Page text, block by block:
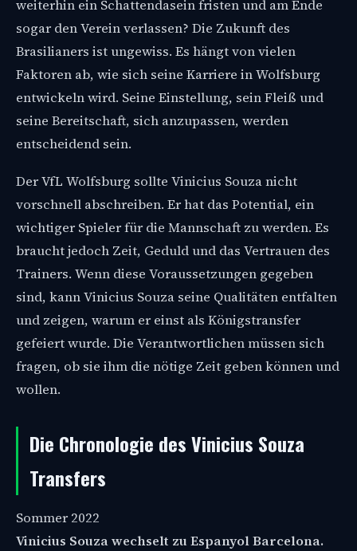
weiterhin ein Schattendasein fristen und am Ende
sogar den Verein verlassen? Die Zukunft des
Brasilianers ist ungewiss. Es hängt von vielen
Faktoren ab, wie sich seine Karriere in Wolfsburg
entwickeln wird. Seine Einstellung, sein Fleiß und
seine Bereitschaft, sich anzupassen, werden
entscheidend sein.
Der VfL Wolfsburg sollte Vinicius Souza nicht
vorschnell abschreiben. Er hat das Potential, ein
wichtiger Spieler für die Mannschaft zu werden. Es
braucht jedoch Zeit, Geduld und das Vertrauen des
Trainers. Wenn diese Voraussetzungen gegeben
sind, kann Vinicius Souza seine Qualitäten entfalten
und zeigen, warum er einst als Königstransfer
gefeiert wurde. Die Verantwortlichen müssen sich
fragen, ob sie ihm die nötige Zeit geben können und
wollen.
Die Chronologie des Vinicius Souza
Transfers
Sommer 2022
Vinicius Souza wechselt zu Espanyol Barcelona.